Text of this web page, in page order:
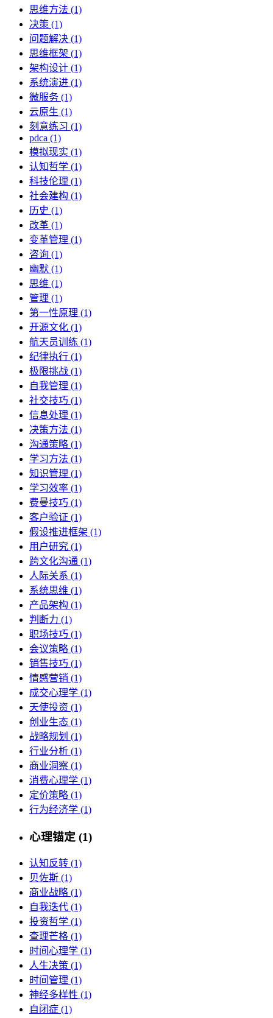
思维方法 (1)
决策 (1)
问题解决 (1)
思维框架 (1)
架构设计 (1)
系统演进 (1)
微服务 (1)
云原生 (1)
刻意练习 (1)
pdca (1)
模拟现实 (1)
认知哲学 (1)
科技伦理 (1)
社会建构 (1)
历史 (1)
改革 (1)
变革管理 (1)
咨询 (1)
幽默 (1)
思维 (1)
管理 (1)
第一性原理 (1)
开源文化 (1)
航天员训练 (1)
纪律执行 (1)
极限挑战 (1)
自我管理 (1)
社交技巧 (1)
信息处理 (1)
决策方法 (1)
沟通策略 (1)
学习方法 (1)
知识管理 (1)
学习效率 (1)
费曼技巧 (1)
客户验证 (1)
假设推进框架 (1)
用户研究 (1)
跨文化沟通 (1)
人际关系 (1)
系统思维 (1)
产品架构 (1)
判断力 (1)
职场技巧 (1)
会议策略 (1)
销售技巧 (1)
情感营销 (1)
成交心理学 (1)
天使投资 (1)
创业生态 (1)
战略规划 (1)
行业分析 (1)
商业洞察 (1)
消费心理学 (1)
定价策略 (1)
行为经济学 (1)
心理锚定 (1)
认知反转 (1)
贝佐斯 (1)
商业战略 (1)
自我迭代 (1)
投资哲学 (1)
查理芒格 (1)
时间心理学 (1)
人生决策 (1)
时间管理 (1)
神经多样性 (1)
自闭症 (1)